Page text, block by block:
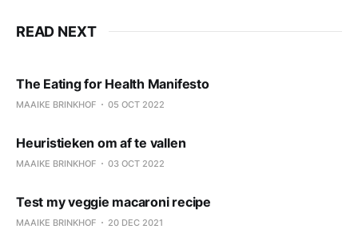
READ NEXT
The Eating for Health Manifesto
MAAIKE BRINKHOF 05 OCT 2022
Heuristieken om af te vallen
MAAIKE BRINKHOF 03 OCT 2022
Test my veggie macaroni recipe
MAAIKE BRINKHOF 20 DEC 2021